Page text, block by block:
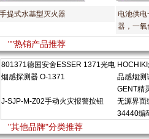
手提式水基型灭火器
电池供
器，一氧
""热销产品推荐
801371德国安舍ESSER 1371光电
烟感探测器 O-1371
品感烟测
J-SJP-M-Z02手动火灾报警按钮
GENT精
无源界面
34440编
"其他品牌"分类推荐